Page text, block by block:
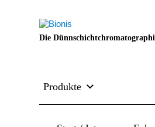
Die
Produkte